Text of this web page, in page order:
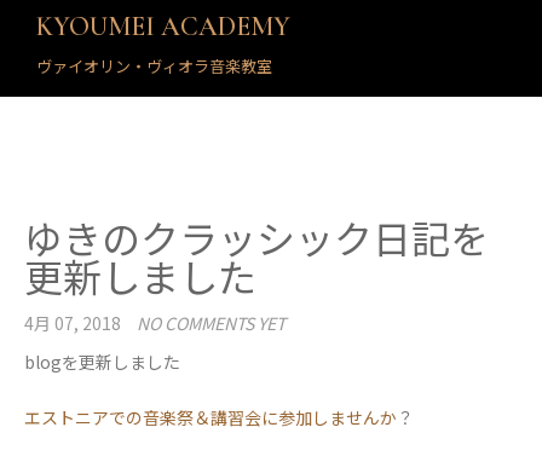
KYOUMEI ACADEMY
ヴァイオリン・ヴィオラ音楽教室
ゆきのクラッシック日記を
更新しました
4月 07, 2018
NO COMMENTS YET
blogを更新しました
エストニアでの音楽祭＆講習会に参加しませんか ？